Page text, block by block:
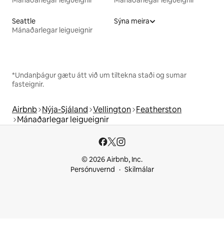
Seattle
Mánaðarlegar leigueignir
Sýna meira
*Undanþágur gætu átt við um tiltekna staði og sumar
fasteignir.
Airbnb Nýja-Sjáland Vellington Featherston
Mánaðarlegar leigueignir
© 2026 Airbnb, Inc.
Persónuvernd
Skilmálar